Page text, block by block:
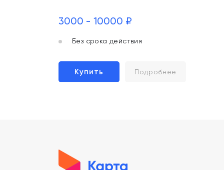
3000 - 10000 ₽
Без срока действия
Купить Подробнее